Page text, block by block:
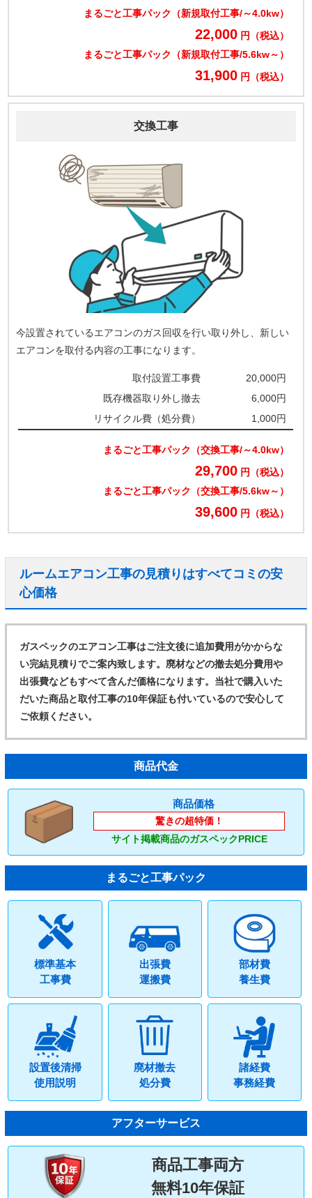
まるごと工事パック（新規取付工事/～4.0kw）
22,000 円（税込）
まるごと工事パック（新規取付工事/5.6kw～）
31,900 円（税込）
交換工事
今設置されているエアコンのガス回収を行い取り外し、新しい
エアコンを取付る内容の工事になります。
取付設置工事費
20,000円
既存機器取り外し撤去
6,000円
リサイクル費（処分費）
1,000円
まるごと工事パック（交換工事/～4.0kw）
29,700 円（税込）
まるごと工事パック（交換工事/5.6kw～）
39,600 円（税込）
ルームエアコン工事の見積りはすべてコミの安
心価格
ガスペックのエアコン工事はご注文後に追加費用がかからな
い完結見積りでご案内致します。廃材などの撤去処分費用や
出張費などもすべて含んだ価格になります。当社で購入いた
だいた商品と取付工事の10年保証も付いているので安心して
ご依頼ください。
商品代金
商品価格
驚きの超特価！
サイト掲載商品のガスペックPRICE
まるごと工事パック
標準基本
工事費
出張費
運搬費
部材費
養生費
設置後清掃
使用説明
廃材撤去
処分費
諸経費
事務経費
アフターサービス
商品工事両方
無料10年保証